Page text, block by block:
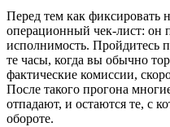
Перед тем как фиксировать
операционный чек-лист: он
исполнимость. Пройдитесь
те часы, когда вы обычно
фактические комиссии,
После такого прогона
отпадают, и остаются те, с
обороте.